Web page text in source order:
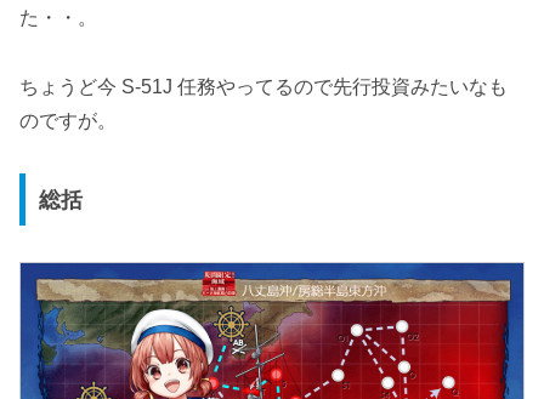
た・・。
ちょうど今 S-51J 任務やってるので先行投資みたいなも
のですが。
総括